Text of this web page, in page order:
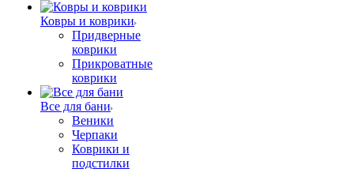
Ковры и коврики
Придверные
коврики
Прикроватные
коврики
Все для бани
Веники
Черпаки
Коврики и
подстилки